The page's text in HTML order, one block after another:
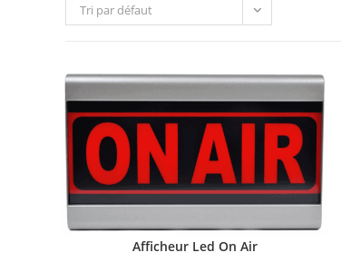
Tri par défaut
Afficheur Led On Air